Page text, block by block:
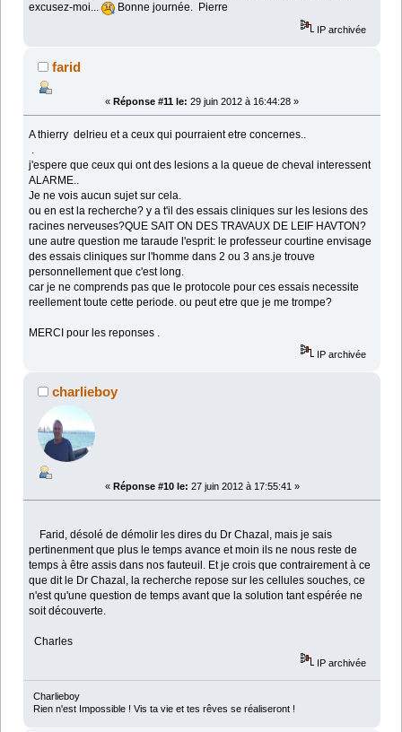
excusez-moi...
Bonne journée. Pierre
IP archivée
farid
« Réponse #11 le: 29 juin 2012 à 16:44:28 »
A thierry delrieu et a ceux qui pourraient etre concernes..
j'espere que ceux qui ont des lesions a la queue de cheval interessent
ALARME..
Je ne vois aucun sujet sur cela.
ou en est la recherche? y a t'il des essais cliniques sur les lesions des
racines nerveuses?QUE SAIT ON DES TRAVAUX DE LEIF HAVTON?
une autre question me taraude l'esprit: le professeur courtine envisage
des essais cliniques sur l'homme dans 2 ou 3 ans.je trouve
personnellement que c'est long.
car je ne comprends pas que le protocole pour ces essais necessite
reellement toute cette periode. ou peut etre que je me trompe?
MERCI pour les reponses .
IP archivée
charlieboy
« Réponse #10 le: 27 juin 2012 à 17:55:41 »
Farid, désolé de démolir les dires du Dr Chazal, mais je sais
pertinenment que plus le temps avance et moin ils ne nous reste de
temps à être assis dans nos fauteuil. Et je crois que contrairement à ce
que dit le Dr Chazal, la recherche repose sur les cellules souches, ce
n'est qu'une question de temps avant que la solution tant espérée ne
soit découverte.
Charles
IP archivée
Charlieboy
Rien n'est Impossible ! Vis ta vie et tes rêves se réaliseront !